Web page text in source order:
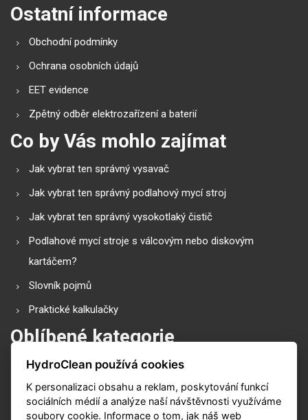
Ostatní informace
Obchodní podmínky
Ochrana osobních údajů
EET evidence
Zpětný odběr elektrozařízení a baterií
Co by Vás mohlo zajímat
Jak vybrat ten správný vysavač
Jak vybrat ten správný podlahový mycí stroj
Jak vybrat ten správný vysokotlaký čistič
Podlahové mycí stroje s válcovým nebo diskovým
kartáčem?
Slovník pojmů
Praktické kalkulačky
Oblíbené kategorie
Průmyslové vysavače
Vysokotlaké čističe
Podlahové mycí stroje
HydroClean používá cookies
K personalizaci obsahu a reklam, poskytování funkcí
sociálních médií a analýze naší návštěvnosti využíváme
soubory cookie. Informace o tom, jak náš web